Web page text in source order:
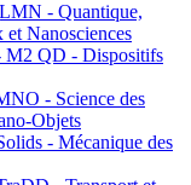
- Quantique,
Nanosciences
QD - Dispositifs
- Science des
Objets
- Mécanique des